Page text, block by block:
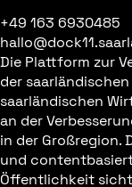
+49 163 6930485
Die Plattform zur
der
saarländischen
an der
in der Großregion.
und
Öffentlichkeit